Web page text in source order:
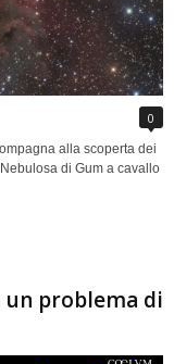
0
alla scoperta dei
di Gum a cavallo
problema di